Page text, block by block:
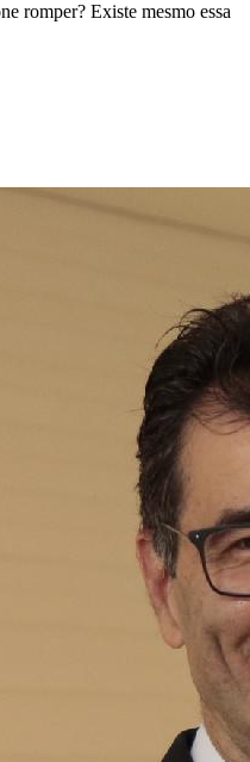
romper? Existe mesmo essa